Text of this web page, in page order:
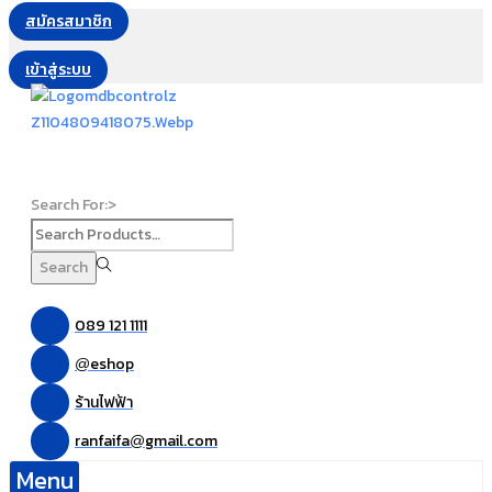
สมัครสมาชิก
เข้าสู่ระบบ
Search For:>
Search
089 121 1111
@eshop
ร้านไฟฟ้า
ranfaifa@gmail.com
Menu